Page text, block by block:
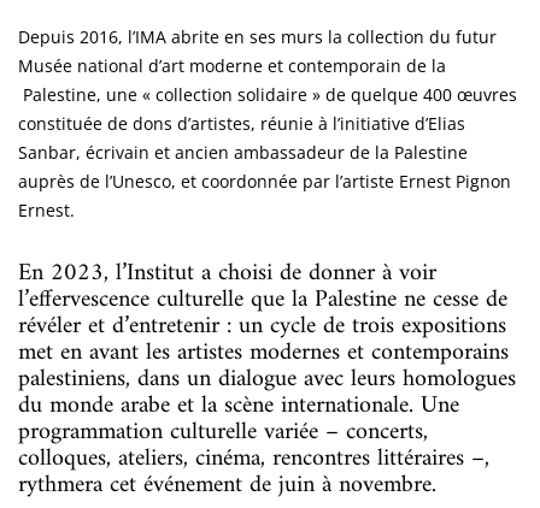
Depuis 2016, l’IMA abrite en ses murs la collection du futur
Musée national d’art moderne et contemporain de la
Palestine, une « collection solidaire » de quelque 400 œuvres
constituée de dons d’artistes, réunie à l’initiative d’Elias
Sanbar, écrivain et ancien ambassadeur de la Palestine
auprès de l’Unesco, et coordonnée par l’artiste Ernest Pignon
Ernest.
En 2023, l’Institut a choisi de donner à voir
l’effervescence culturelle que la Palestine ne cesse de
révéler et d’entretenir : un cycle de trois expositions
met en avant les artistes modernes et contemporains
palestiniens, dans un dialogue avec leurs homologues
du monde arabe et la scène internationale. Une
programmation culturelle variée – concerts,
colloques, ateliers, cinéma, rencontres littéraires –,
rythmera cet événement de juin à novembre.